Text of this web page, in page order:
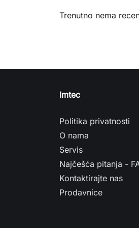
Trenutno nema
Imtec
Politika privatnosti
O nama
Servis
Najčešća pitanja -
Kontaktirajte nas
Prodavnice